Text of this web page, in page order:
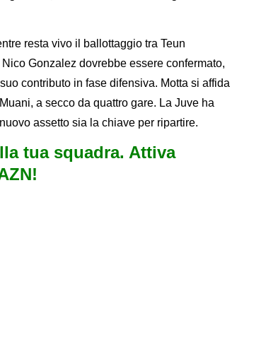
resta vivo il ballottaggio tra Teun
Gonzalez dovrebbe essere confermato,
contributo in fase difensiva. Motta si affida
a secco da quattro gare. La Juve ha
assetto sia la chiave per ripartire.
tua squadra. Attiva